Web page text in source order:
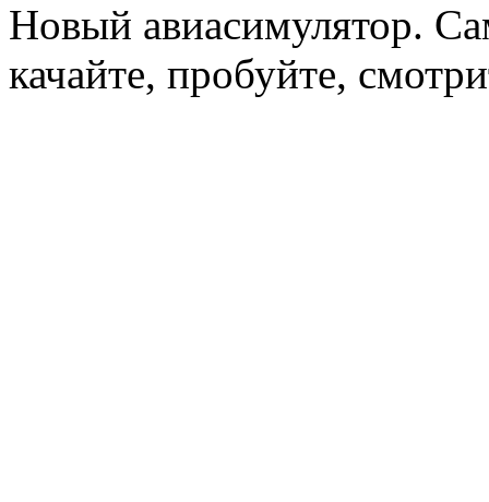
Новый авиасимулятор.
качайте, пробуйте,